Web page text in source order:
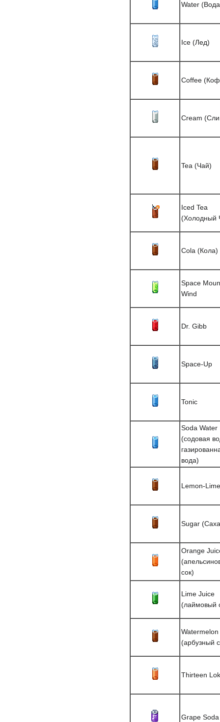
Water
Ice (Лед)
Coffee
Cream
Tea (Чай)
Iced Tea
(Холодный
Cola (Кола)
Space
Wind
Dr. Gibb
Space-Up
Tonic
Soda Water
(содовая
вода)
Lemon-Lime
Sugar
Orange
сок)
Lime Juice
(лаймовый
(арбузный
Thirteen
Grape Soda